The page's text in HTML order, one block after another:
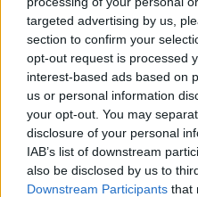
targeted advertising by us,
section to confirm your
opt-out request is processed
interest-based ads based on
us or personal information
your opt-out. You may
disclosure of your personal
IAB’s list of downstream
also be disclosed by us to
Downstream Participants that
Con una
termine, l'obiettivo
potenziale della
costi, tagliando gli
trasparenza,
garantire al
per avviare una